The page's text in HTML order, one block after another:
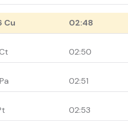
Cu 02:48
02:50
02:51
02:53